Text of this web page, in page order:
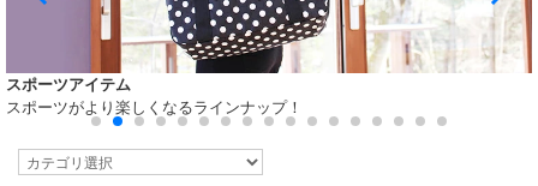
3WAY H型リュック
軽さと使いやすさを追及した3WAYバッグ